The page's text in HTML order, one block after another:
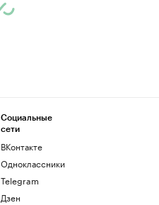
Социальные
сети
ВКонтакте
Одноклассники
Telegram
Дзен